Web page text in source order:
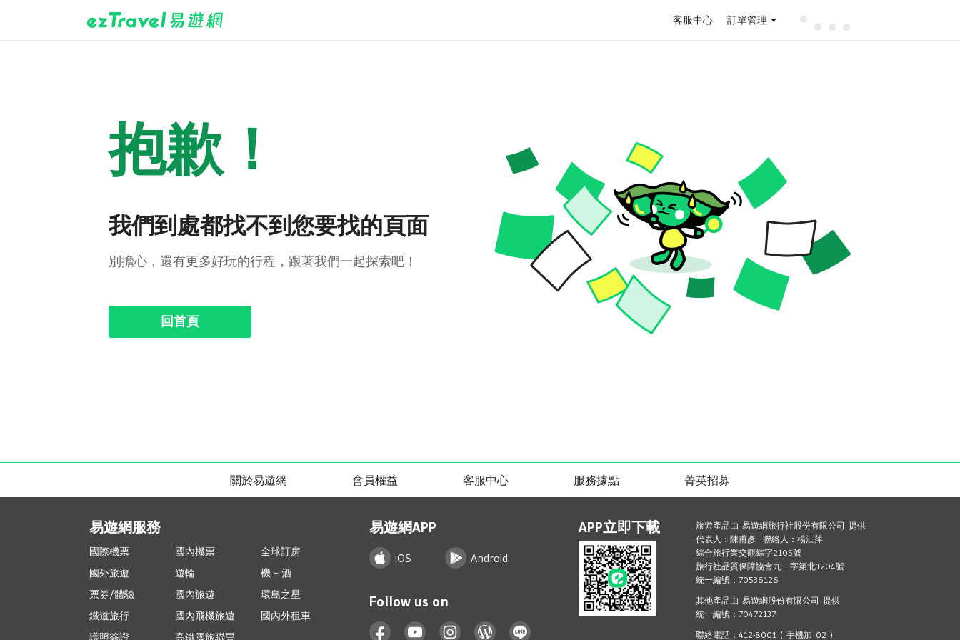
客服中心 訂單管理
抱歉！
我們到處都找不到您要找的頁面
別擔心，還有更多好玩的行程，跟著我們一起探索吧！
回首頁
關於易遊網 會員權益 客服中心 服務據點 菁英招募
易遊網服務
國際機票 國內機票
全球訂房
國外旅遊
遊輪
機 + 酒
票券/體驗
國內旅遊
環島之星
鐵道旅行
國內飛機旅遊
國內外租車
護照簽證
高鐵國旅聯票
易遊網APP
iOS Android
Follow us on
APP立即下載
旅遊產品由 易遊網旅行社股份有限公司 提供
代表人：陳甫彥 聯絡人：楊江萍
綜合旅行業交觀綜字2105號
旅行社品質保障協會九一字第北1204號
統一編號：70536126
其他產品由 易遊網股份有限公司 提供
統一編號：70472137
聯絡電話：412-8001 ( 手機加 02 )